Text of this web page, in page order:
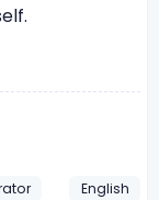
English